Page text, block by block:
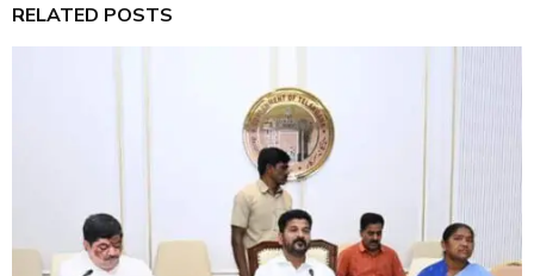
RELATED POSTS